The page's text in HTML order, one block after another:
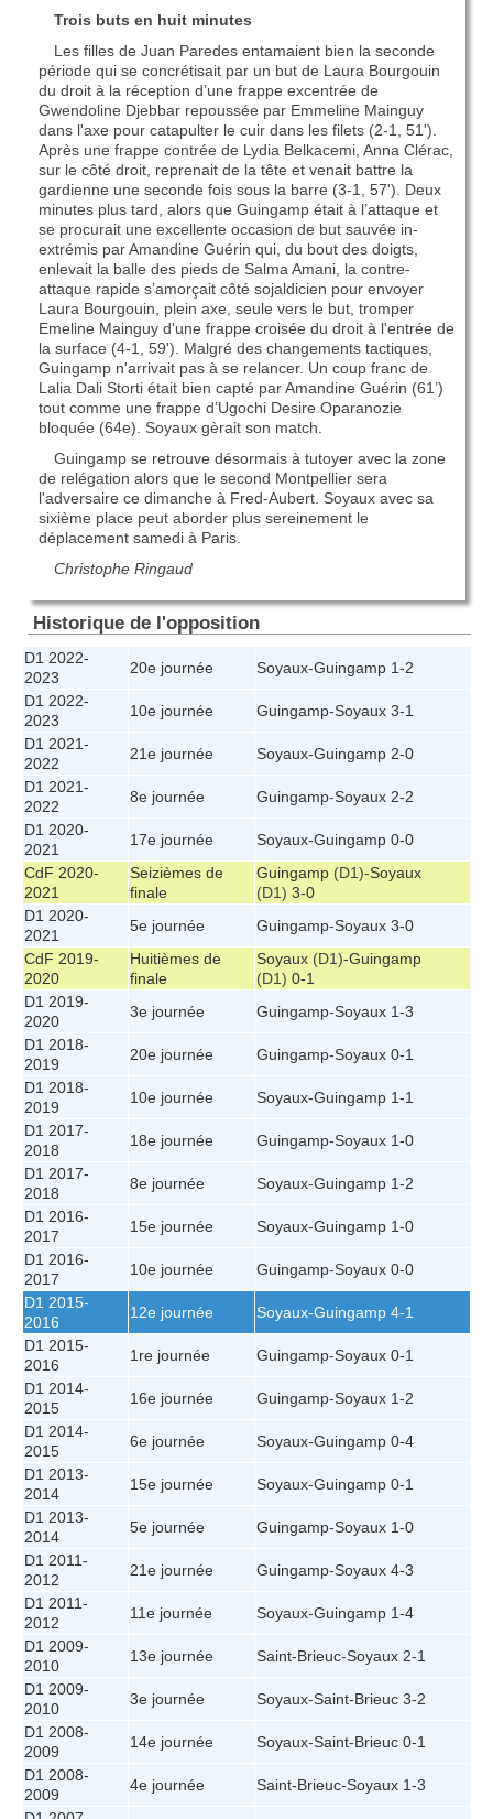
Trois buts en huit minutes
Les filles de Juan Paredes entamaient bien la seconde
période qui se concrétisait par un but de Laura Bourgouin
du droit à la réception d’une frappe excentrée de
Gwendoline Djebbar repoussée par Emmeline Mainguy
dans l'axe pour catapulter le cuir dans les filets (2-1, 51').
Après une frappe contrée de Lydia Belkacemi, Anna Clérac,
sur le côté droit, reprenait de la tête et venait battre la
gardienne une seconde fois sous la barre (3-1, 57'). Deux
minutes plus tard, alors que Guingamp était à l’attaque et
se procurait une excellente occasion de but sauvée in-
extrémis par Amandine Guérin qui, du bout des doigts,
enlevait la balle des pieds de Salma Amani, la contre-
attaque rapide s’amorçait côté sojaldicien pour envoyer
Laura Bourgouin, plein axe, seule vers le but, tromper
Emeline Mainguy d'une frappe croisée du droit à l'entrée de
la surface (4-1, 59'). Malgré des changements tactiques,
Guingamp n'arrivait pas à se relancer. Un coup franc de
Lalia Dali Storti était bien capté par Amandine Guérin (61’)
tout comme une frappe d’Ugochi Desire Oparanozie
bloquée (64e). Soyaux gèrait son match.
Guingamp se retrouve désormais à tutoyer avec la zone
de relégation alors que le second Montpellier sera
l'adversaire ce dimanche à Fred-Aubert. Soyaux avec sa
sixième place peut aborder plus sereinement le
déplacement samedi à Paris.
Christophe Ringaud
Historique de l'opposition
D1 2022-
2023
20e journée Soyaux-Guingamp 1-2
D1 2022-
2023
10e journée Guingamp-Soyaux 3-1
D1 2021-
2022
21e journée Soyaux-Guingamp 2-0
D1 2021-
2022
8e journée Guingamp-Soyaux 2-2
D1 2020-
2021
17e journée Soyaux-Guingamp 0-0
CdF 2020-
2021
Seizièmes de
finale
Guingamp (D1)-Soyaux
(D1) 3-0
D1 2020-
2021
5e journée Guingamp-Soyaux 3-0
CdF 2019-
2020
Huitièmes de
finale
Soyaux (D1)-Guingamp
(D1) 0-1
D1 2019-
2020
3e journée Guingamp-Soyaux 1-3
D1 2018-
2019
20e journée Guingamp-Soyaux 0-1
D1 2018-
2019
10e journée Soyaux-Guingamp 1-1
D1 2017-
2018
18e journée Guingamp-Soyaux 1-0
D1 2017-
2018
8e journée Soyaux-Guingamp 1-2
D1 2016-
2017
15e journée Soyaux-Guingamp 1-0
D1 2016-
2017
10e journée Guingamp-Soyaux 0-0
D1 2015-
2016
12e journée Soyaux-Guingamp 4-1
D1 2015-
2016
1re journée Guingamp-Soyaux 0-1
D1 2014-
2015
16e journée Guingamp-Soyaux 1-2
D1 2014-
2015
6e journée Soyaux-Guingamp 0-4
D1 2013-
2014
15e journée Soyaux-Guingamp 0-1
D1 2013-
2014
5e journée Guingamp-Soyaux 1-0
D1 2011-
2012
21e journée Guingamp-Soyaux 4-3
D1 2011-
2012
11e journée Soyaux-Guingamp 1-4
D1 2009-
2010
13e journée Saint-Brieuc-Soyaux 2-1
D1 2009-
2010
3e journée Soyaux-Saint-Brieuc 3-2
D1 2008-
2009
14e journée Soyaux-Saint-Brieuc 0-1
D1 2008-
2009
4e journée Saint-Brieuc-Soyaux 1-3